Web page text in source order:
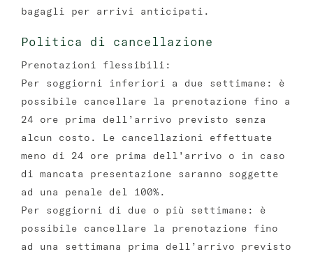
bagagli per arrivi anticipati.
Politica di cancellazione
Prenotazioni flessibili:
Per soggiorni inferiori a due settimane: è
possibile cancellare la prenotazione fino a
24 ore prima dell’arrivo previsto senza
alcun costo. Le cancellazioni effettuate
meno di 24 ore prima dell’arrivo o in caso
di mancata presentazione saranno soggette
ad una penale del 100%.
Per soggiorni di due o più settimane: è
possibile cancellare la prenotazione fino
ad una settimana prima dell’arrivo previsto